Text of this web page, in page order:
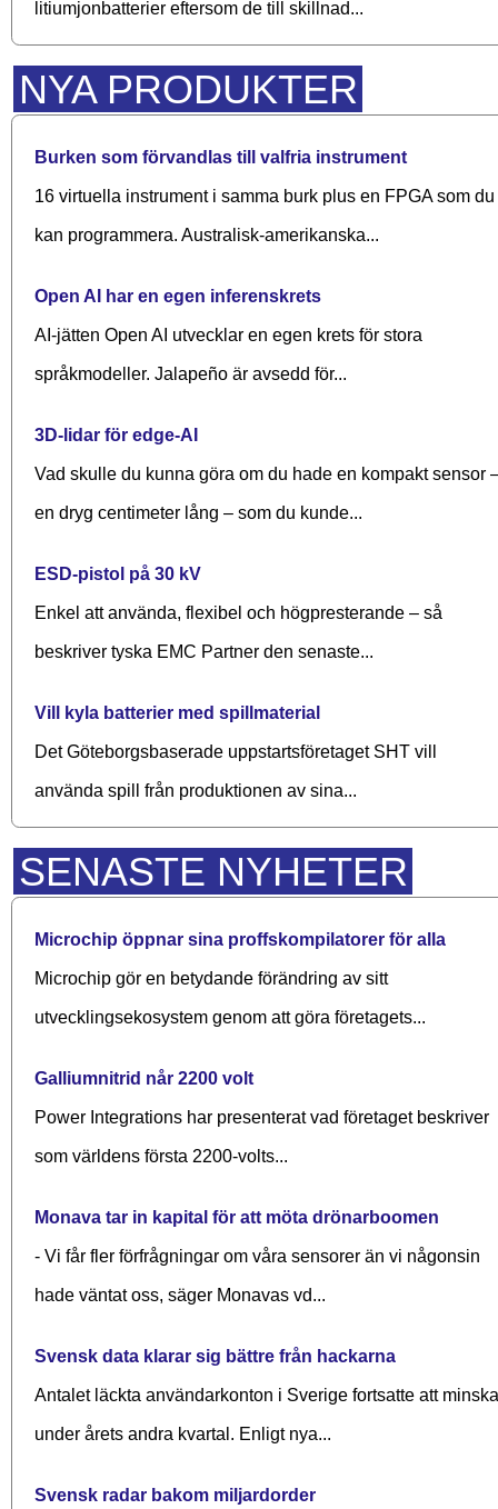
litiumjonbatterier eftersom de till skillnad...
NYA PRODUKTER
Burken som förvandlas till valfria instrument
16 virtuella instrument i samma burk plus en FPGA som du
kan programmera. Australisk-amerikanska...
Open AI har en egen inferenskrets
AI-jätten Open AI utvecklar en egen krets för stora
språkmodeller. Jalapeño är avsedd för...
3D-lidar för edge-AI
Vad skulle du kunna göra om du hade en kompakt sensor
en dryg centimeter lång – som du kunde...
ESD-pistol på 30 kV
Enkel att använda, flexibel och högpresterande – så
beskriver tyska EMC Partner den senaste...
Vill kyla batterier med spillmaterial
Det Göteborgsbaserade upp­starts­företaget SHT vill
använda spill från produktionen av sina...
SENASTE NYHETER
Microchip öppnar sina proffskompilatorer för alla
Microchip gör en betydande förändring av sitt
utvecklingsekosystem genom att göra företagets...
Galliumnitrid når 2200 volt
Power Integrations har presenterat vad företaget beskriver
som världens första 2200-volts...
Monava tar in kapital för att möta drönarboomen
- Vi får fler förfrågningar om våra sensorer än vi någonsin
hade väntat oss, säger Monavas vd...
Svensk data klarar sig bättre från hackarna
Antalet läckta användarkonton i Sverige fortsatte att minska
under årets andra kvartal. Enligt nya...
Svensk radar bakom miljardorder